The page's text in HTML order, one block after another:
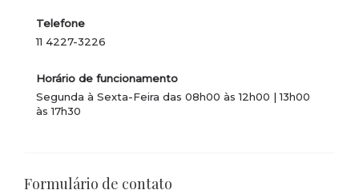
Telefone
11 4227-3226
Horário de funcionamento
Segunda à Sexta-Feira das 08h00 às 12h00 | 13h00
às 17h30
Formulário de contato